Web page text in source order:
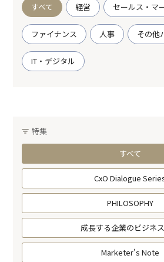
すべて
経営 セールス・マ
ファイナンス 人事 その他
IT・デジタル
特集
すべて
CxO Dialogue
PHILOSOPHY
成長する企業のビジネ
Marketer’s Note